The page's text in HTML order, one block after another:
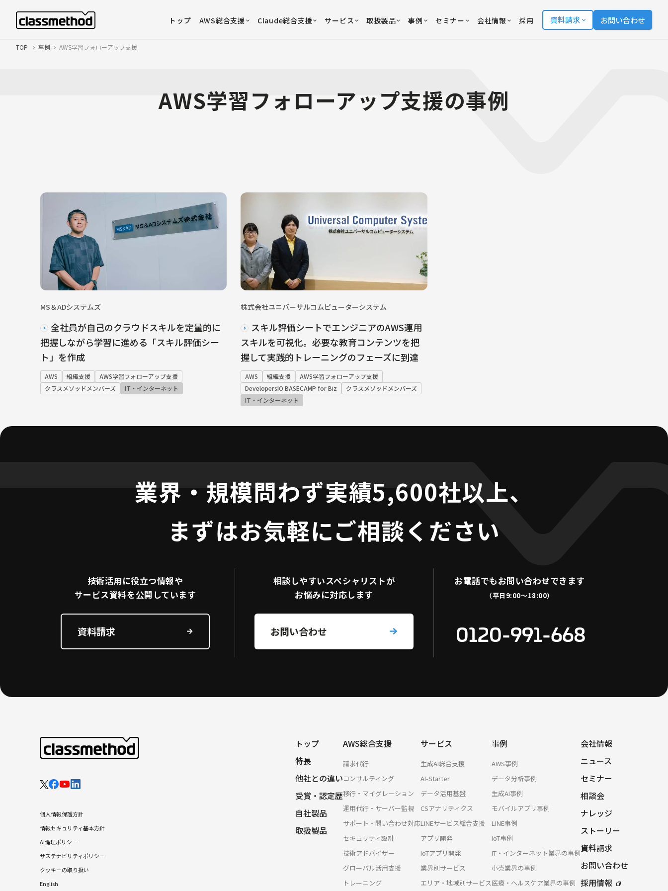
トップ AWS総合支援 Claude総合支援 サービス 取扱製品 事例 セミナー 会社情報 採用 資料請求 お問い合わせ
TOP 事例 AWS学習フォローアップ支援
AWS学習フォローアップ支援の事例
MS＆ADシステムズ
全社員が自己のクラウドスキルを定量的に
把握しながら学習に進める「スキル評価シー
ト」を作成
AWS 組織支援
AWS学習フォローアップ支援
クラスメソッドメンバーズ
IT・インターネット
株式会社ユニバーサルコムピューターシステム
スキル評価シートでエンジニアのAWS運用
スキルを可視化。必要な教育コンテンツを把
握して実践的トレーニングのフェーズに到達
AWS 組織支援
AWS学習フォローアップ支援
DevelopersIO BASECAMP for Biz
クラスメソッドメンバーズ
IT・インターネット
業界・規模問わず実績5,600社以上、
まずはお気軽にご相談ください
技術活用に役立つ情報や
サービス資料を公開しています
資料請求
相談しやすいスペシャリストが
お悩みに対応します
お問い合わせ
お電話でもお問い合わせできます
（平日9:00〜18:00）
0120-991-668
個人情報保護方針
情報セキュリティ基本方針
AI倫理ポリシー
サステナビリティポリシー
クッキーの取り扱い
English
トップ
特長
他社との違い
受賞・認定歴
自社製品
取扱製品
AWS総合支援
請求代行
コンサルティング
移行・マイグレーション
運用代行・サーバー監視
サポート・問い合わせ対応
セキュリティ設計
技術アドバイザー
グローバル活用支援
トレーニング
サービス
生成AI総合支援
AI-Starter
データ活用基盤
CSアナリティクス
LINEサービス総合支援
アプリ開発
IoTアプリ開発
業界別サービス
エリア・地域別サービス
事例
AWS事例
データ分析事例
生成AI事例
モバイルアプリ事例
LINE事例
IoT事例
IT・インターネット業界の事例
小売業界の事例
医療・ヘルスケア業界の事例
会社情報
ニュース
セミナー
相談会
ナレッジ
ストーリー
資料請求
お問い合わせ
採用情報